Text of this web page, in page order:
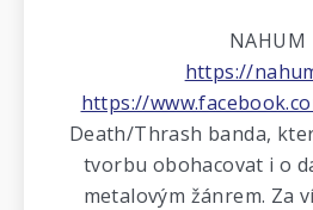
NAHUM
https://
https://
Death/Thrash banda,
tvorbu obohacovat i o
metalovým žánrem. Za